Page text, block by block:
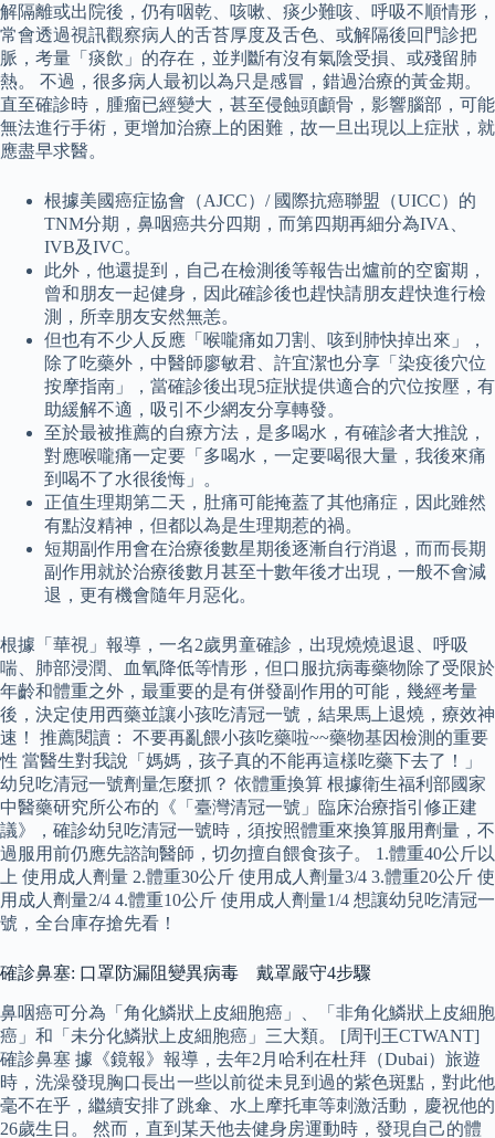
解隔離或出院後，仍有咽乾、咳嗽、痰少難咳、呼吸不順情形，
常會透過視訊觀察病人的舌苔厚度及舌色、或解隔後回門診把
脈，考量「痰飲」的存在，並判斷有沒有氣陰受損、或殘留肺
熱。 不過，很多病人最初以為只是感冒，錯過治療的黃金期。
直至確診時，腫瘤已經變大，甚至侵蝕頭顱骨，影響腦部，可能
無法進行手術，更增加治療上的困難，故一旦出現以上症狀，就
應盡早求醫。
根據美國癌症協會（AJCC）/ 國際抗癌聯盟（UICC）的
TNM分期，鼻咽癌共分四期，而第四期再細分為IVA、
IVB及IVC。
此外，他還提到，自己在檢測後等報告出爐前的空窗期，
曾和朋友一起健身，因此確診後也趕快請朋友趕快進行檢
測，所幸朋友安然無恙。
但也有不少人反應「喉嚨痛如刀割、咳到肺快掉出來」，
除了吃藥外，中醫師廖敏君、許宜潔也分享「染疫後穴位
按摩指南」，當確診後出現5症狀提供適合的穴位按壓，有
助緩解不適，吸引不少網友分享轉發。
至於最被推薦的自療方法，是多喝水，有確診者大推說，
對應喉嚨痛一定要「多喝水，一定要喝很大量，我後來痛
到喝不了水很後悔」。
正值生理期第二天，肚痛可能掩蓋了其他痛症，因此雖然
有點沒精神，但都以為是生理期惹的禍。
短期副作用會在治療後數星期後逐漸自行消退，而而長期
副作用就於治療後數月甚至十數年後才出現，一般不會減
退，更有機會隨年月惡化。
根據「華視」報導，一名2歲男童確診，出現燒燒退退、呼吸
喘、肺部浸潤、血氧降低等情形，但口服抗病毒藥物除了受限於
年齡和體重之外，最重要的是有併發副作用的可能，幾經考量
後，決定使用西藥並讓小孩吃清冠一號，結果馬上退燒，療效神
速！ 推薦閱讀： 不要再亂餵小孩吃藥啦~~藥物基因檢測的重要
性 當醫生對我說「媽媽，孩子真的不能再這樣吃藥下去了！」
幼兒吃清冠一號劑量怎麼抓？ 依體重換算 根據衛生福利部國家
中醫藥研究所公布的《「臺灣清冠一號」臨床治療指引修正建
議》，確診幼兒吃清冠一號時，須按照體重來換算服用劑量，不
過服用前仍應先諮詢醫師，切勿擅自餵食孩子。 1.體重40公斤以
上 使用成人劑量 2.體重30公斤 使用成人劑量3/4 3.體重20公斤 使
用成人劑量2/4 4.體重10公斤 使用成人劑量1/4 想讓幼兒吃清冠一
號，全台庫存搶先看！
確診鼻塞: 口罩防漏阻變異病毒 戴罩嚴守4步驟
鼻咽癌可分為「角化鱗狀上皮細胞癌」、「非角化鱗狀上皮細胞
癌」和「未分化鱗狀上皮細胞癌」三大類。 [周刊王CTWANT]
確診鼻塞 據《鏡報》報導，去年2月哈利在杜拜（Dubai）旅遊
時，洗澡發現胸口長出一些以前從未見到過的紫色斑點，對此他
毫不在乎，繼續安排了跳傘、水上摩托車等刺激活動，慶祝他的
26歲生日。 然而，直到某天他去健身房運動時，發現自己的體